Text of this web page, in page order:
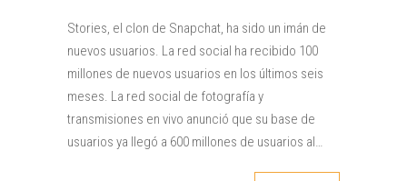
Stories, el clon de Snapchat, ha sido un imán de
nuevos usuarios. La red social ha recibido 100
millones de nuevos usuarios en los últimos seis
meses. La red social de fotografía y
transmisiones en vivo anunció que su base de
usuarios ya llegó a 600 millones de usuarios al…